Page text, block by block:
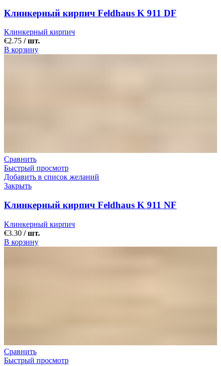
Клинкерный кирпич Feldhaus K 911 DF
Клинкерный кирпич
€2.75 / шт.
В корзину
Сравнить
Быстрый просмотр
Добавить в список желаний
Закрыть
Клинкерный кирпич Feldhaus K 911 NF
Клинкерный кирпич
€3.30 / шт.
В корзину
Сравнить
Быстрый просмотр